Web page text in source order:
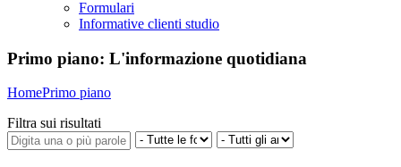
Formulari
Informative clienti studio
Primo piano: L'informazione quotidiana
HomePrimo piano
Filtra sui risultati